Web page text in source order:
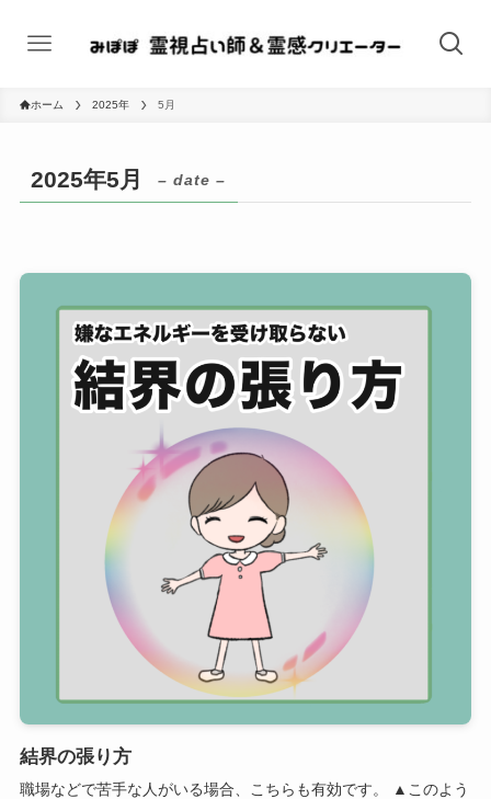
ホーム 2025年 5月
2025年5月 – date –
結界の張り方
職場などで苦手な人がいる場合、こちらも有効です。 ▲このよう